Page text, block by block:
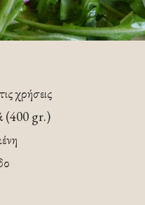
χρήσεις
(400 gr.)